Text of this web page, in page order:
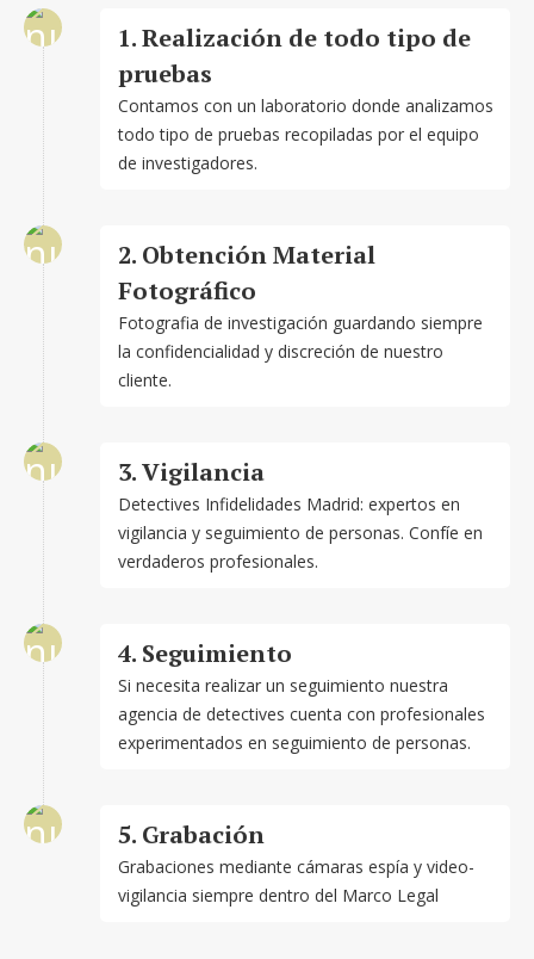
1. Realización de todo tipo de
pruebas
Contamos con un laboratorio donde analizamos
todo tipo de pruebas recopiladas por el equipo
de investigadores.
2. Obtención Material
Fotográfico
Fotografia de investigación guardando siempre
la confidencialidad y discreción de nuestro
cliente.
3. Vigilancia
Detectives Infidelidades Madrid: expertos en
vigilancia y seguimiento de personas. Confíe en
verdaderos profesionales.
4. Seguimiento
Si necesita realizar un seguimiento nuestra
agencia de detectives cuenta con profesionales
experimentados en seguimiento de personas.
5. Grabación
Grabaciones mediante cámaras espía y video-
vigilancia siempre dentro del Marco Legal